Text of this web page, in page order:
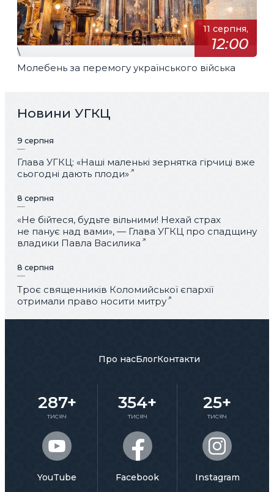
11 серпня,
12:00
\
Молебень за перемогу українського війська
Новини УГКЦ
9 серпня
Глава УГКЦ: «Наші маленькі зернятка гірчиці вже
сьогодні дають плоди»
8 серпня
«Не бійтеся, будьте вільними! Нехай страх
не панує над вами», — Глава УГКЦ про спадщину
владики Павла Василика
8 серпня
Троє священників Коломийської єпархії
отримали право носити митру
Про насБлогКонтакти
287+
тисяч
YouTube
354+
тисяч
Facebook
25+
тисяч
Instagram